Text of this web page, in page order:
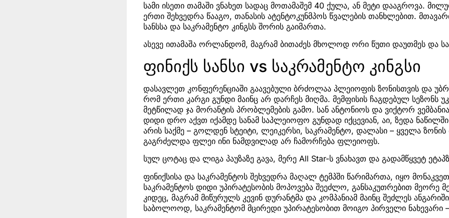
სამი ისეთი თამაში ვნახეთ სადაც მოთამაშემ 40 ქულა, ან მეტი დააგროვა.
ერთი შეხვედრა წააგო, თანასის ატენტოკუნმპოს წვალების თანხლებით.
სანსსა და საკრამენტო კინგსს შორის გაიმართა.
ასევე ითამაშა ორლანდომ, მაგრამ ბითაძეს მხოლოდ ორი წუთი დაუთმეს და
ფინიქს სანსი vs საკრამენტო კინგსი
დასავლეთ კონფერენციაში გაავებული ბრძოლაა პლეიოფის ზონისთვის და
რომ ერთი კარგი გუნდი მაინც არ დარჩეს მიღმა. მემფისის ჩაგდებულ სეზონს
მეტწილად ჯა მორანტის პრობლემების გამო. სან ანტონიოს და ვიქტორ
დიდი დრო აქვთ იქამდე სანამ საპლეიოფო გუნდად იქცევიან, აი, ზედა ნაწილში
არის საქმე – გოლდენ სტეიტი, ლეიკერსი, საკრამენტო, დალასი – ყველა ზონის
გაგრძელდა ფლეი ინი ნამდვილად არ ჩამორჩება ფლეიოფს.
სულ ცოტაც და ლიგა პაუზაზე გავა, მერე All Star-ს ვნახავთ და გადამწყვეტ
ფინიქსისა და საკრამენტოს შეხვედრა მაღალ ტემპში წარიმართა, იყო
საკრამენტოს დიდი უპირატესობის მოპოვება შეეძლო, განსაკუთრებით მეორე
კიდეც, მაგრამ მიწურულს კევინ დურანტმა და კომპანიამ მაინც შეძლეს
საბოლოოდ, საკრამენტომ მცირედი უპირატესობით მოიგო პირველი ნახევარი